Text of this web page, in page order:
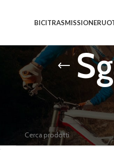
BICITRASMISSIONE
Home/Prodotti taggati “Sganci
Non è stato trovato nessun